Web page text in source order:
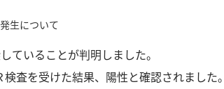
生について
いることが判明しました。
査を受けた結果、陽性と確認されました。